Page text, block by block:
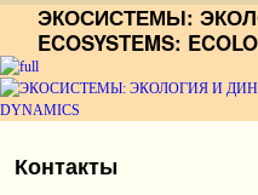
ЭКОСИСТЕМЫ:
ECOSYSTEMS:
Перейти к основному содержимому
Перейти к дополнительному содержимому
Контакты